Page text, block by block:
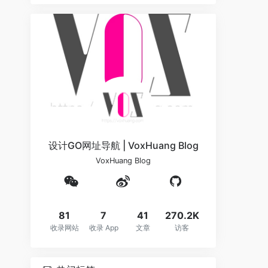
设计GO网址导航 | VoxHuang Blog
VoxHuang Blog
81
收录网站
7
收录 App
41
文章
270.2K
访客